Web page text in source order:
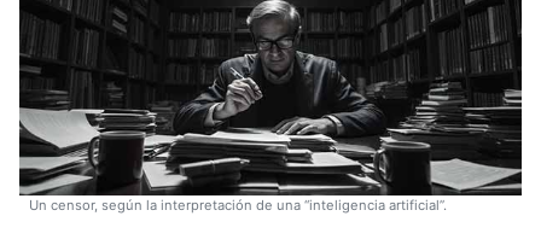
Un censor, según la interpretación de una “inteligencia artificial”.